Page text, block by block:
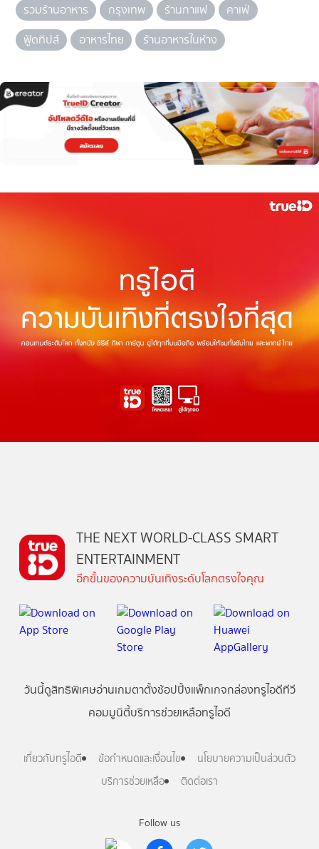
รวมร้านอาหาร
กรุงเทพ ร้านกาแฟ
คาเฟ่
ฟู้ดทิปส์
อาหารไทย ร้านอาหารในห้าง
Follow us
THE NEXT WORLD-CLASS SMART
ENTERTAINMENT
อีกขั้นของความบันเทิงระดับโลกตรงใจคุณ
วันนี้ดูสิทธิพิเศษอ่านเกมตาตั้งช้อปปิ้งแพ็กเกจกล่องทรูไอดีทีวี
คอมมูนิตี้บริการช่วยเหลือทรูไอดี
เกี่ยวกับทรูไอดี ข้อกำหนดและเงื่อนไข
นโยบายความเป็นส่วนตัว
บริการช่วยเหลือ
ติดต่อเรา